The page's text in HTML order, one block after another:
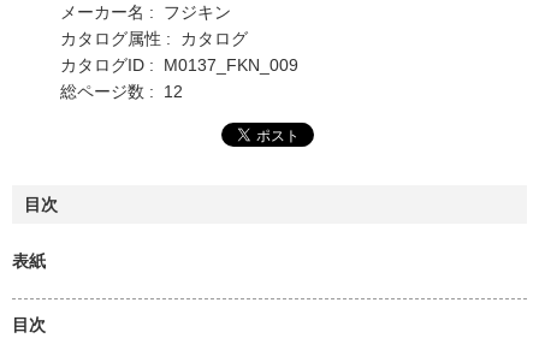
メーカー名 : フジキン
カタログ属性 : カタログ
カタログID : M0137_FKN_009
総ページ数 : 12
目次
表紙
目次